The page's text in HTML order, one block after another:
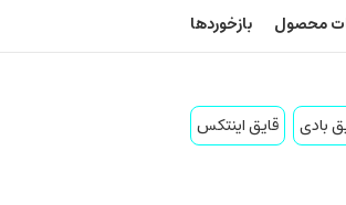
محصول بازخوردها
بادی قایق اینتکس